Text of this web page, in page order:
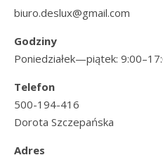
biuro.deslux@gmail.com
Godziny
Poniedziałek—piątek:
Telefon
500-194-416
Dorota Szczepańska
Adres